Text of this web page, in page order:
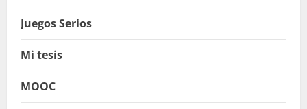
Juegos Serios
Mi tesis
MOOC